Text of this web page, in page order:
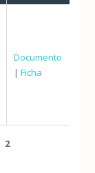
Documento
|Ficha
2